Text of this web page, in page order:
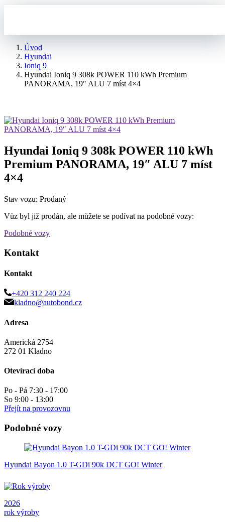
Úvod
Hyundai
Ioniq 9
Hyundai Ioniq 9 308k POWER 110 kWh Premium
PANORAMA, 19″ ALU 7 míst 4×4
Hyundai Ioniq 9 308k POWER 110 kWh
Premium PANORAMA, 19″ ALU 7 míst
4×4
Stav vozu: Prodaný
Vůz byl již prodán, ale můžete se podívat na podobné vozy:
Podobné vozy
Kontakt
Kontakt
+420 312 240 224
kladno@autobond.cz
Adresa
Americká 2754
272 01 Kladno
Otevírací doba
Po - Pá 7:30 - 17:00
So 9:00 - 13:00
Přejít na provozovnu
Podobné vozy
Hyundai Bayon 1.0 T-GDi 90k DCT GO! Winter
2026
rok výroby